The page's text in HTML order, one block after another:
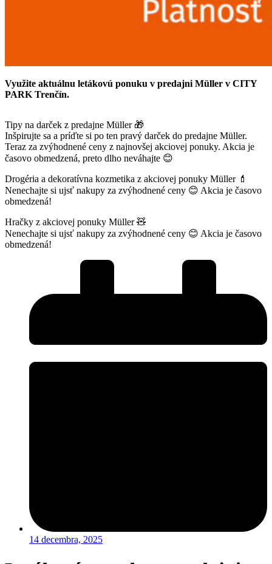
Využite aktuálnu letákovú ponuku v predajni Müller v CITY
PARK Trenčín.
Tipy na darček z predajne Müller 🎁
Inšpirujte sa a príďte si po ten pravý darček do predajne Müller.
Teraz za zvýhodnené ceny z najnovšej akciovej ponuky. Akcia je
časovo obmedzená, preto dlho neváhajte 😊
Drogéria a dekoratívna kozmetika z akciovej ponuky Müller 💄
Nenechajte si ujsť nakupy za zvýhodnené ceny 😊 Akcia je časovo
obmedzená!
Hračky z akciovej ponuky Müller 🧸
Nenechajte si ujsť nakupy za zvýhodnené ceny 😊 Akcia je časovo
obmedzená!
14 decembra, 2025